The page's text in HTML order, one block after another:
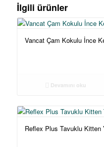
İlgili ürünler
Vancat Çam Kokulu İnce
Devamını oku
Reflex Plus Tavuklu Kitten